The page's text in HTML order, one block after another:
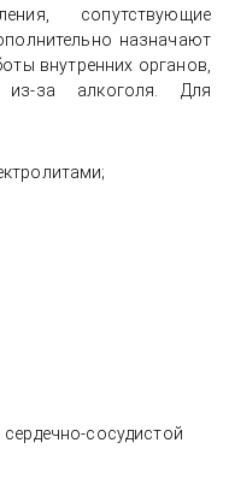
сопутствующие
назначают
внутренних органов,
из-за алкоголя. Для
сосудистой